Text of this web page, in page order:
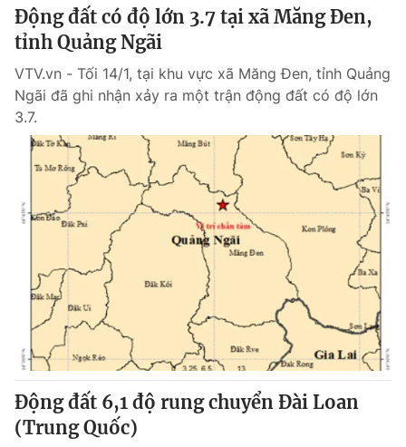
Động đất có độ lớn 3.7 tại xã Măng Đen,
tỉnh Quảng Ngãi
VTV.vn - Tối 14/1, tại khu vực xã Măng Đen, tỉnh Quảng
Ngãi đã ghi nhận xảy ra một trận động đất có độ lớn
3.7.
Động đất 6,1 độ rung chuyển Đài Loan
(Trung Quốc)